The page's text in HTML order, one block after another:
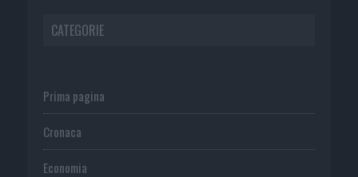
CATEGORIE
Prima pagina
Cronaca
Economia